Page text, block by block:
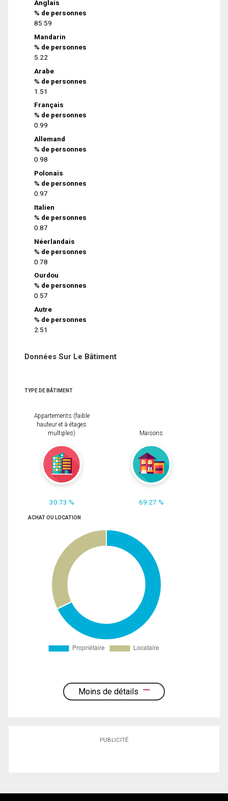
Anglais
% de personnes
85.59
Mandarin
% de personnes
5.22
Arabe
% de personnes
1.51
Français
% de personnes
0.99
Allemand
% de personnes
0.98
Polonais
% de personnes
0.97
Italien
% de personnes
0.87
Néerlandais
% de personnes
0.78
Ourdou
% de personnes
0.57
Autre
% de personnes
2.51
Données Sur Le Bâtiment
TYPE DE BÂTIMENT
Appartements (faible
hauteur et à étages
multiples)
30.73 %
Maisons
69.27 %
ACHAT OU LOCATION
Moins de détails
PUBLICITÉ